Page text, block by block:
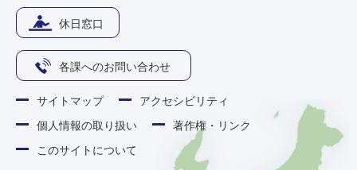
休日窓口
各課へのお問い合わせ
サイトマップ
アクセシビリティ
個人情報の取り扱い
著作権・リンク
このサイトについて